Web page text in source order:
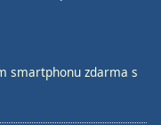
smartphonu zdarma s